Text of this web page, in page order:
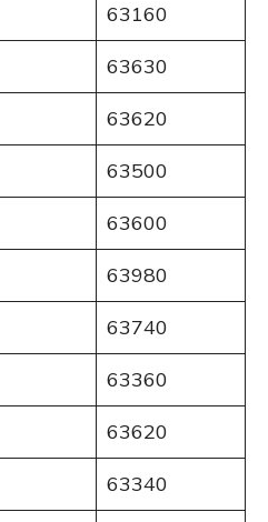
63160
63630
63620
63500
63600
63980
63740
63360
63620
63340